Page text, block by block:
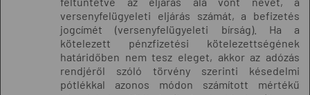
versenyfelügyeleti eljárás számát, a befizetés
jogcímét (versenyfelügyeleti bírság). Ha a
kötelezett pénzfizetési kötelezettségének
határidőben nem tesz eleget, akkor az adózás
rendjéről szóló törvény szerinti késedelmi
pótlékkal azonos módon számított mértékű